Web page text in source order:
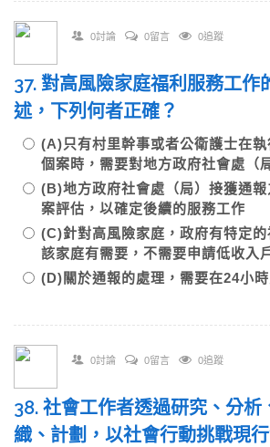
0討論 0留言 0追蹤
37. 對高風險家庭福利服務工作
述，下列何者正確？
(A)只有村里幹事或者公衛護士在
個案時，需要對地方政府社會處（
(B)地方政府社會處（局）接獲通報
案評估，以確定後續的服務工作
(C)針對高風險家庭，政府有特定
該家庭有需要，不需要申請低收入
(D)關於通報的處理，需要在24小
0討論 0留言 0追蹤
38. 社會工作者透過研究、分析
織、計劃，以社會行動挑戰現